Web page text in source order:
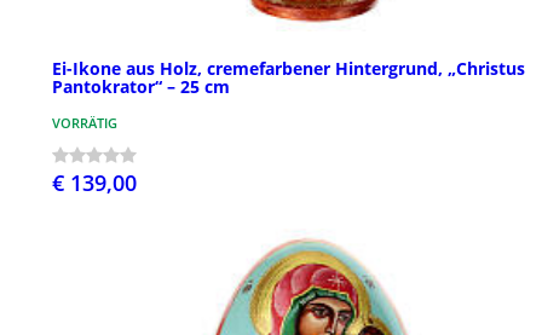
Ei-Ikone aus Holz, cremefarbener Hintergrund, „Christus
Pantokrator“ – 25 cm
VORRÄTIG
€ 139,00